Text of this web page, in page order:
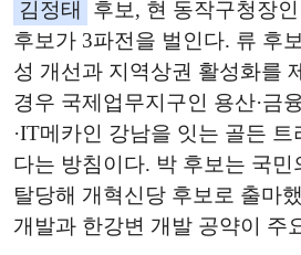
김정태
후보, 현 동작구청장
후보가 3파전을 벌인다. 류 후
성 개선과 지역상권 활성화를
경우 국제업무지구인 용산·금
·IT메카인 강남을 잇는 골든
다는 방침이다. 박 후보는 국
탈당해 개혁신당 후보로 출마
개발과 한강변 개발 공약이 주